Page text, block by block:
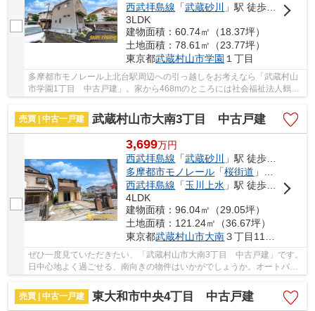
西武拝島線 「武蔵砂川
」駅 徒歩33分
3LDK
建物面積：60.74㎡（18.37坪）
土地面積：78.61㎡（23.77坪）
東京都武蔵村山市学園 １丁目
多摩都市モノレール上北台駅周辺への引っ越しをお考えなら「武蔵村山
市学園1丁目 中古戸建」。家から468mのところには社会福祉法人鶴風
会東京小児療育病院があります。こちらは中古一...
売買 | 中古一戸建
武蔵村山市大南3丁目 中古戸建
3,699万円
西武拝島線 「武蔵砂川 」駅 徒歩20分
多摩都市モノレール 「桜街道 」駅 徒歩21分
西武拝島線 「玉川上水 」駅 徒歩22分
4LDK
建物面積：96.04㎡（29.05坪）
土地面積：121.24㎡（36.67坪）
東京都武蔵村山市大南３丁目110-14
ぜひ一度見ていただきたい、「武蔵村山市大南3丁目 中古戸建」です。
日中心地よく過ごせる、南向きの物件はいかがでしょうか。オートバス
システムは風呂好きの方に好評なシステムです...
売買 | 中古一戸建
東大和市中央4丁目 中古戸建